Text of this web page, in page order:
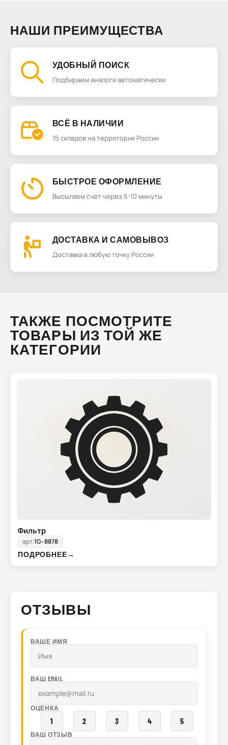
НАШИ ПРЕИМУЩЕСТВА
УДОБНЫЙ ПОИСК
Подбираем аналоги автоматически
ВСЁ В НАЛИЧИИ
15 складов на территории России
БЫСТРОЕ ОФОРМЛЕНИЕ
Высылаем счет через 5-10 минуты
ДОСТАВКА И САМОВЫВОЗ
Доставка в любую точку России
ТАКЖЕ ПОСМОТРИТЕ
ТОВАРЫ ИЗ ТОЙ ЖЕ
КАТЕГОРИИ
Фильтр
арт.1G-8878
ПОДРОБНЕЕ→
ОТЗЫВЫ
ВАШЕ ИМЯ
ВАШ EMAIL
ОЦЕНКА
1 2 3 4 5
ВАШ ОТЗЫВ